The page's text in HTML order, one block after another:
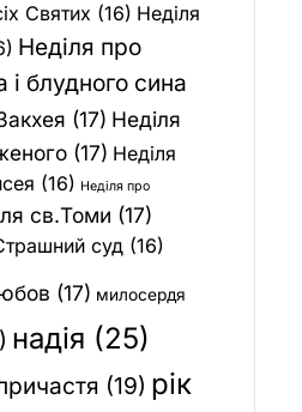
Святих (16) Неділя
Неділя про
і блудного сина
(17) Неділя
(17) Неділя
(16) Неділя про
св.Томи (17)
суд (16)
(17) милосердя
надія (25)
(19) рік